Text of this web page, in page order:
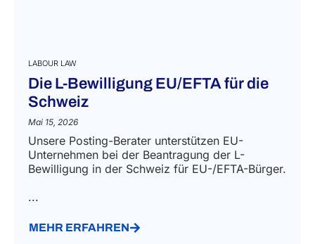
LABOUR LAW
Die L-Bewilligung EU/EFTA für die
Schweiz
Mai 15, 2026
Unsere Posting-Berater unterstützen EU-
Unternehmen bei der Beantragung der L-
Bewilligung in der Schweiz für EU-/EFTA-Bürger.
...
MEHR ERFAHREN